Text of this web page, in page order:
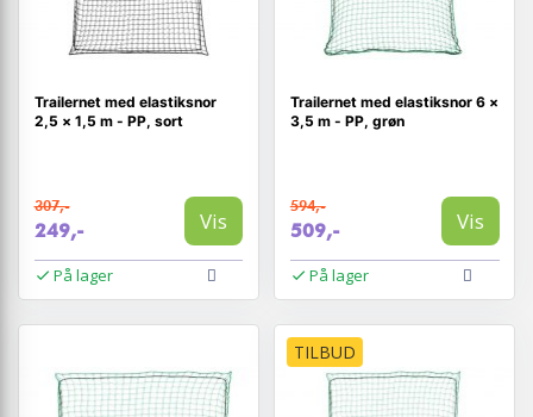
Trailernet med elastiksnor
2,5 × 1,5 m - PP, sort
307,-
249,- Vis
På lager
Trailernet med elastiksnor 6 ×
3,5 m - PP, grøn
594,-
509,- Vis
På lager
TILBUD